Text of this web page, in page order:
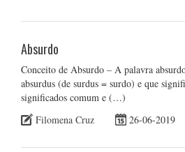
Absurdo
Conceito de Absurdo – A palavra
absurdus (de surdus = surdo) e que
significados comum e (…)
Filomena Cruz
26-06-2019